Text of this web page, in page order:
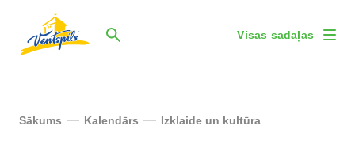
Visas sadaļas
Sākums Kalendārs Izklaide un kultūra